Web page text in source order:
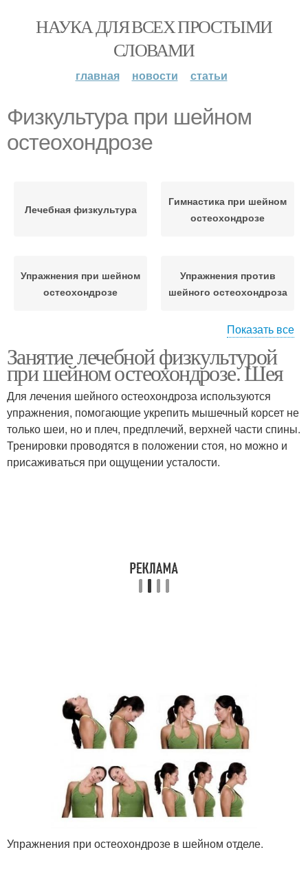
НАУКА ДЛЯ ВСЕХ ПРОСТЫМИ
СЛОВАМИ
главная новости статьи
Физкультура при шейном
остеохондрозе
Лечебная физкультура
Гимнастика при шейном
остеохондрозе
Упражнения при шейном
остеохондрозе
Упражнения против
шейного остеохондроза
Шейная гимнастика
картинках
Упражнения при
остеохондрозе
Шейный отдел
Показать все
Занятие лечебной физкультурой
при шейном остеохондрозе. Шея
Для лечения шейного остеохондроза используются
упражнения, помогающие укрепить мышечный корсет не
только шеи, но и плеч, предплечий, верхней части спины.
Тренировки проводятся в положении стоя, но можно и
присаживаться при ощущении усталости.
Упражнения при остеохондрозе в шейном отделе.